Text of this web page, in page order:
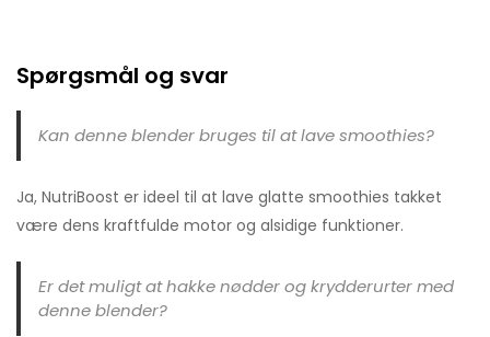
Spørgsmål og svar
Kan denne blender bruges til at lave smoothies?
Ja, NutriBoost er ideel til at lave glatte smoothies takket
være dens kraftfulde motor og alsidige funktioner.
Er det muligt at hakke nødder og krydderurter med
denne blender?